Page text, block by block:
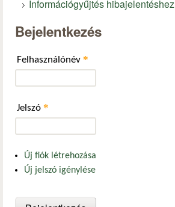
Információgyűjtés hibajelentéshez
Bejelentkezés
Felhasználónév *
Jelszó *
Új fiók létrehozása
Új jelszó igénylése